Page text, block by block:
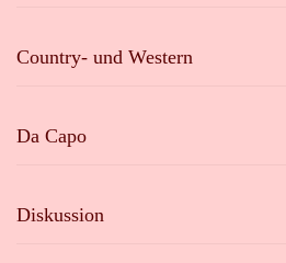
Country- und Western
Da Capo
Diskussion